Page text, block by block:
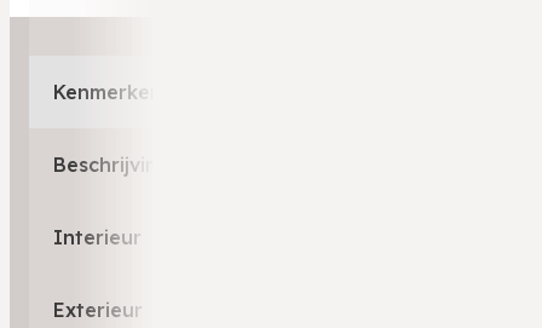
Kenmerken
Beschrijving
Interieur
Exterieur